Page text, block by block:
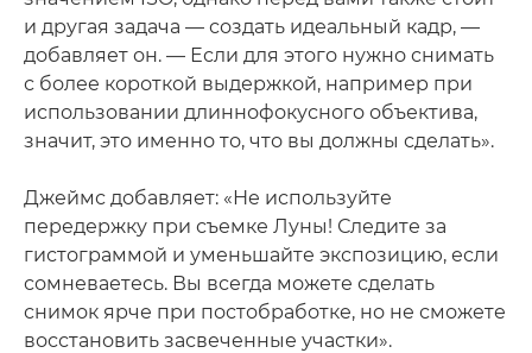
и другая задача — создать идеальный кадр, —
добавляет он. — Если для этого нужно снимать
с более короткой выдержкой, например при
использовании длиннофокусного объектива,
значит, это именно то, что вы должны сделать».
Джеймс добавляет: «Не используйте
передержку при съемке Луны! Следите за
гистограммой и уменьшайте экспозицию, если
сомневаетесь. Вы всегда можете сделать
снимок ярче при постобработке, но не сможете
восстановить засвеченные участки».